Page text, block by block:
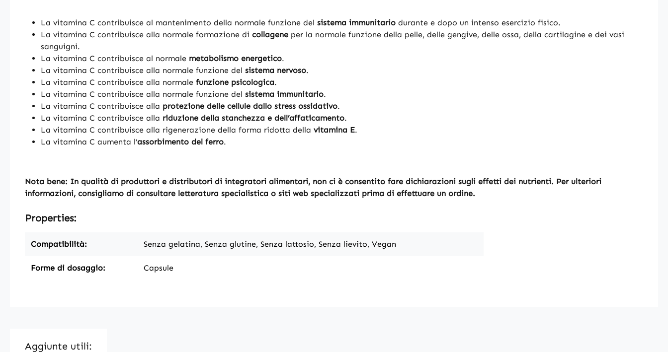
La vitamina C contribuisce al mantenimento della normale funzione del sistema immunitario durante e dopo un intenso esercizio fisico.
La vitamina C contribuisce alla normale formazione di collagene per la normale funzione della pelle, delle gengive, delle ossa, della cartilagine e dei vasi
sanguigni.
La vitamina C contribuisce al normale metabolismo energetico.
La vitamina C contribuisce alla normale funzione del sistema nervoso.
La vitamina C contribuisce alla normale funzione psicologica.
La vitamina C contribuisce alla normale funzione del sistema immunitario.
La vitamina C contribuisce alla protezione delle cellule dallo stress ossidativo.
La vitamina C contribuisce alla riduzione della stanchezza e dell’affaticamento.
La vitamina C contribuisce alla rigenerazione della forma ridotta della vitamina E.
La vitamina C aumenta l’assorbimento del ferro.
Nota bene: In qualità di produttori e distributori di integratori alimentari, non ci è consentito fare dichiarazioni sugli effetti dei nutrienti. Per ulteriori
informazioni, consigliamo di consultare letteratura specialistica o siti web specializzati prima di effettuare un ordine.
Properties:
Compatibilità: Senza gelatina, Senza glutine, Senza lattosio, Senza lievito, Vegan
Forme di dosaggio: Capsule
Aggiunte utili: